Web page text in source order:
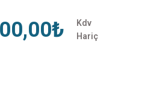
Kdv
Hariç